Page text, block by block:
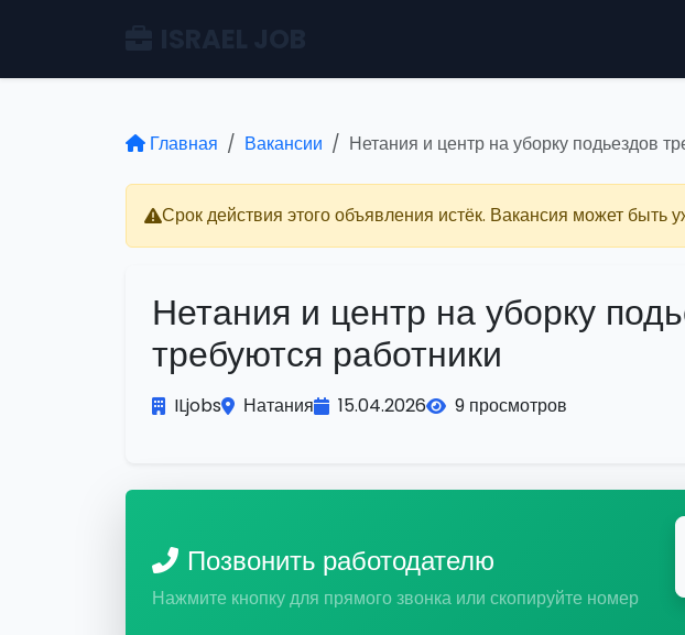
Главная Вакансии Нетания и центр на уборку подьездов
Срок действия этого объявления истёк. Вакансия может быть
Нетания и центр на уборку
требуются работники
ILjobs Натания 15.04.2026 9 просмотров
Позвонить работодателю
Нажмите кнопку для прямого звонка или скопируйте номер